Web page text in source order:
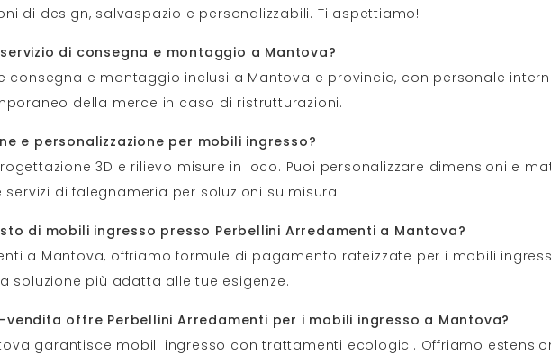
di design, salvaspazio e personalizzabili. Ti aspettiamo!
di consegna e montaggio a Mantova?
consegna e montaggio inclusi a Mantova e provincia, con personale
della merce in caso di ristrutturazioni.
e personalizzazione per mobili ingresso?
3D e rilievo misure in loco. Puoi personalizzare dimensioni e
di falegnameria per soluzioni su misura.
di mobili ingresso presso Perbellini Arredamenti a Mantova?
a Mantova, offriamo formule di pagamento rateizzate per i mobili
soluzione più adatta alle tue esigenze.
offre Perbellini Arredamenti per i mobili ingresso a Mantova?
garantisce mobili ingresso con trattamenti ecologici. Offriamo